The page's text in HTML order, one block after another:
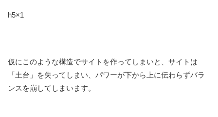
h5×1
仮にこのような構造でサイトを作ってしまいと、サイトは
「土台」を失ってしまい、パワーが下から上に伝わらずバラ
ンスを崩してしまいます。